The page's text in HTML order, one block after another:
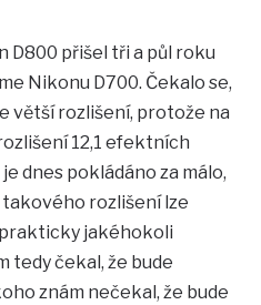
D800 přišel tři a půl roku
Nikonu D700. Čekalo se,
větší rozlišení, protože na
12,1 efektních
dnes pokládáno za málo,
takového rozlišení lze
jakéhokoli
tedy čekal, že bude
znám nečekal, že bude